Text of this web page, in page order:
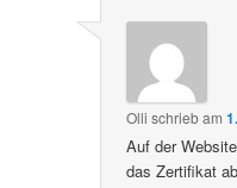
Olli schriebam
Auf der
das Zertifikat